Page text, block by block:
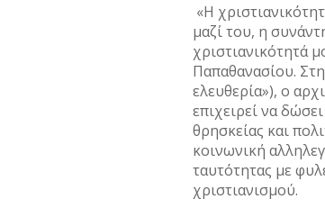
«Η
μαζί του, η
χριστιανικότητά
Παπαθανασίου.
ελευθερία»), ο
επιχειρεί να
θρησκείας και
κοινωνική
ταυτότητας με
χριστιανισμού.